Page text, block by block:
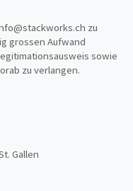
zu
grossen Aufwand
sowie
zu verlangen.
Gallen